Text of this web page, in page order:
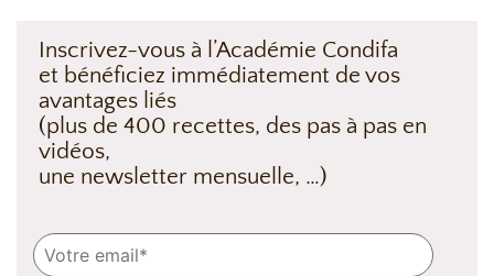
Inscrivez-vous à l’Académie Condifa
et bénéficiez immédiatement de vos
avantages liés
(plus de 400 recettes, des pas à pas en
vidéos,
une newsletter mensuelle, …)